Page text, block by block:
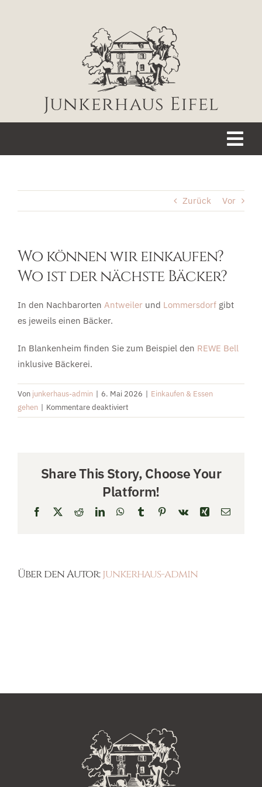
JUNKERHAUS
GARTEN
EIFEL
PREISE & BUCHUNG
KONTAKT
Zurück Vor
Wo können wir einkaufen?
Wo ist der nächste Bäcker?
In den Nachbarorten Antweiler und Lommersdorf gibt
es jeweils einen Bäcker.
In Blankenheim finden Sie zum Beispiel den REWE Bell
inklusive Bäckerei.
Von junkerhaus-admin | 6. Mai 2026 | Einkaufen & Essen
gehen | Kommentare deaktiviert
Wo
Wo
ist
nächste
Share This Story, Choose Your
Platform!
Facebook
X RedditLinkedInWhatsApp
TumblrPinterest
Vk Xing E-
Über den Autor:junkerhaus-admin